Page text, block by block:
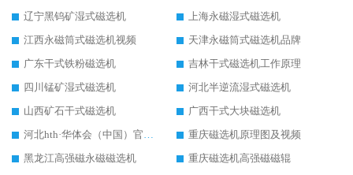
辽宁黑钨矿湿式磁选机
上海永磁湿式磁选机
江西永磁筒式磁选机视频
天津永磁筒式磁选机品牌
广东干式铁粉磁选机
吉林干式磁选机工作原理
四川锰矿湿式磁选机
河北半逆流湿式磁选机
山西矿石干式磁选机
广西干式大块磁选机
河北hth·华体会（中国）官方网站-hth.com 工作视频
重庆磁选机原理图及视频
黑龙江高强磁永磁磁选机
重庆磁选机高强磁磁辊